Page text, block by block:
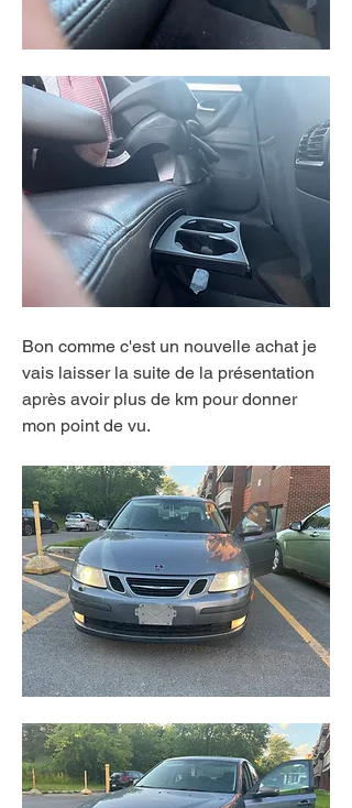
Bon comme c'est un nouvelle achat je
vais laisser la suite de la présentation
après avoir plus de km pour donner
mon point de vu.